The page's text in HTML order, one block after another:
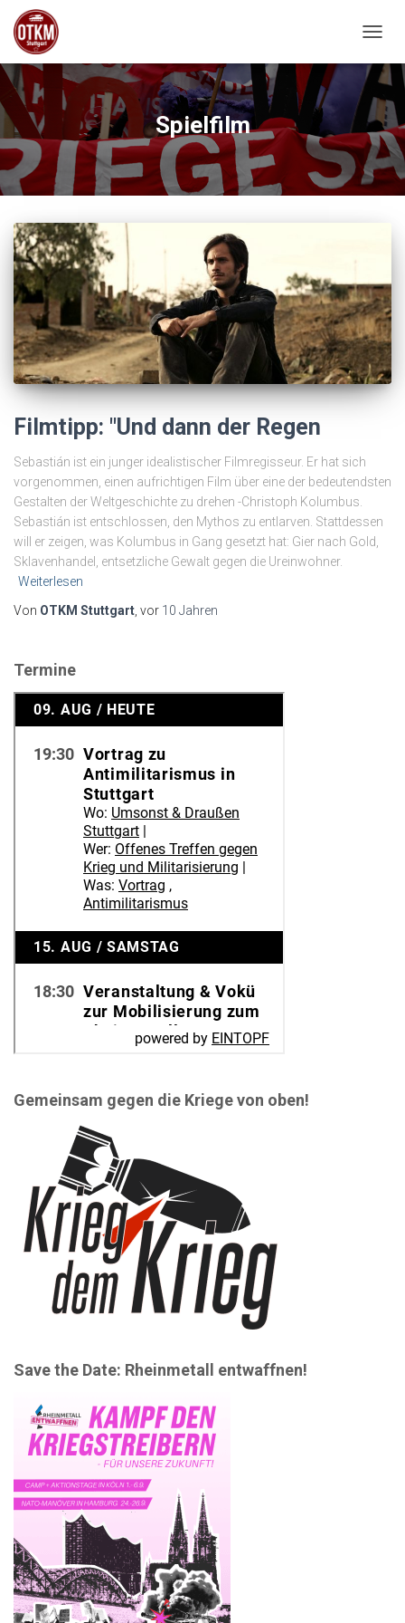
Spielfilm
Filmtipp: "Und dann der Regen
Sebastián ist ein junger idealistischer Filmregisseur. Er hat sich
vorgenommen, einen aufrichtigen Film über eine der bedeutendsten
Gestalten der Weltgeschichte zu drehen -Christoph Kolumbus.
Sebastián ist entschlossen, den Mythos zu entlarven. Stattdessen
will er zeigen, was Kolumbus in Gang gesetzt hat: Gier nach Gold,
Sklavenhandel, entsetzliche Gewalt gegen die Ureinwohner.
Weiterlesen
Von OTKM Stuttgart , vor 10 Jahren
Termine
Gemeinsam gegen die Kriege von oben!
Save the Date: Rheinmetall entwaffnen!